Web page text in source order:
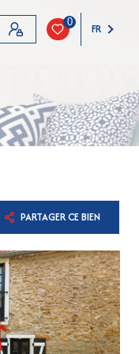
0 FR
PARTAGER CE BIEN